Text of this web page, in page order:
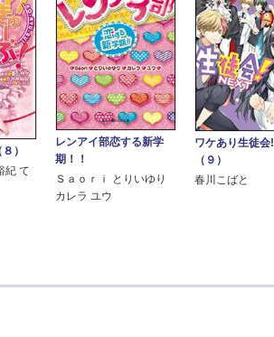
）
紀 て
レンアイ部恋する新学
期！！
Ｓａｏｒｉ とりいゆり
カレラ ユウ
ワケあり生徒会
（９）
春川こばと